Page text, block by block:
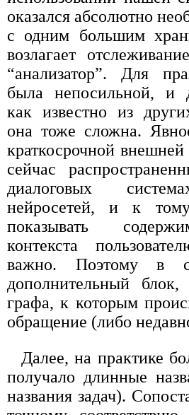
оказался абсолютно
с одним большим
возлагает
“анализатор”. Для
была непосильной, и
как известно из
она тоже сложна.
краткосрочной внешней
сейчас
диалоговых
нейросетей, и к
показывать
контекста
важно. Поэтому в
дополнительный
графа, к которым
обращение (либо
Далее, на практике
получало длинные
названия задач).